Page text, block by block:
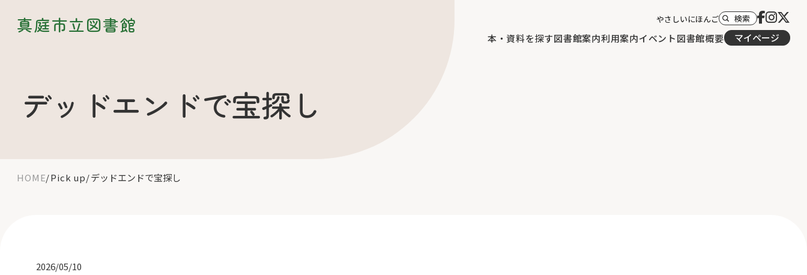
真庭市立図書館
本・資料を探す図書館案内利用案内イベント図書館概要 マイページ
やさしいにほんご 検索
デッドエンドで宝探し
HOME Pick up デッドエンドで宝探し
2026/05/10